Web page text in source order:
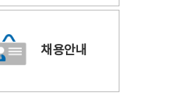
채용안내